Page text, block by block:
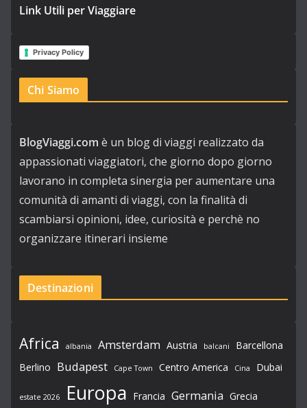
Link Utili per Viaggiare
Privacy Policy
Chi Siamo
BlogViaggi.com è un blog di viaggi realizzato da
appassionati viaggiatori, che giorno dopo giorno
lavorano in completa sinergia per aumentare una
comunità di amanti di viaggi, con la finalità di
scambiarsi opinioni, idee, curiosità e perchè no
organizzare itinerari insieme
Destinazioni
Africa albania Amsterdam Austria balcani
Barcellona
Berlino Budapest Cape Town Centro America Cina Dubai
estate 2026 Europa Francia Germania Grecia